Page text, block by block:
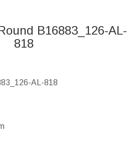
B16883_126-AL-
818
AL-818